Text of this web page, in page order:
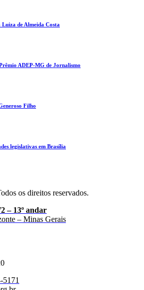
de Almeida Costa
ADEP-MG de Jornalismo
Filho
legislativas em Brasília
os direitos reservados.
– 13º andar
– Minas Gerais
5171